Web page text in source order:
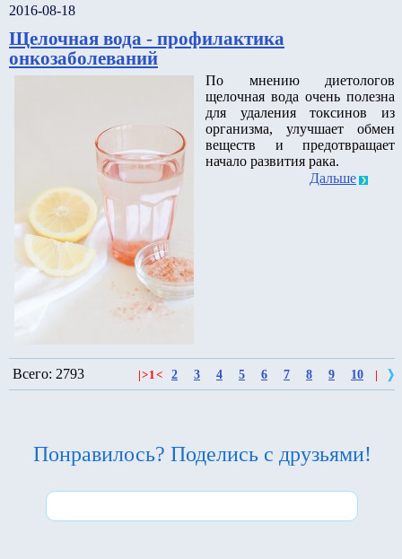
2016-08-18
Щелочная вода - профилактика
онкозаболеваний
По мнению диетологов
щелочная вода очень полезна
для удаления токсинов из
организма, улучшает обмен
веществ и предотвращает
начало развития рака.
Дальше
Всего: 2793 >1< 2 3 4 5 6 7 8 9 10
Понравилось? Поделись с друзьями!